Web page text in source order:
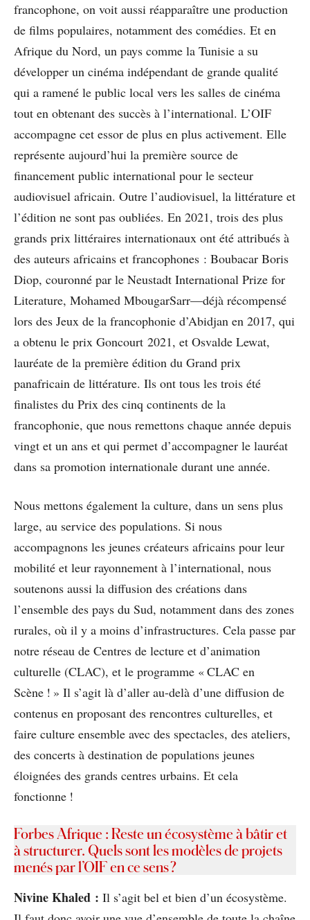
francophone, on voit aussi réapparaître une production
de films populaires, notamment des comédies. Et en
Afrique du Nord, un pays comme la Tunisie a su
développer un cinéma indépendant de grande qualité
qui a ramené le public local vers les salles de cinéma
tout en obtenant des succès à l’international. L’OIF
accompagne cet essor de plus en plus activement. Elle
représente aujourd’hui la première source de
financement public international pour le secteur
audiovisuel africain. Outre l’audiovisuel, la littérature et
l’édition ne sont pas oubliées. En 2021, trois des plus
grands prix littéraires internationaux ont été attribués à
des auteurs africains et francophones : Boubacar Boris
Diop, couronné par le Neustadt International Prize for
Literature, Mohamed MbougarSarr—déjà récompensé
lors des Jeux de la francophonie d’Abidjan en 2017, qui
a obtenu le prix Goncourt 2021, et Osvalde Lewat,
lauréate de la première édition du Grand prix
panafricain de littérature. Ils ont tous les trois été
finalistes du Prix des cinq continents de la
francophonie, que nous remettons chaque année depuis
vingt et un ans et qui permet d’accompagner le lauréat
dans sa promotion internationale durant une année.
Nous mettons également la culture, dans un sens plus
large, au service des populations. Si nous
accompagnons les jeunes créateurs africains pour leur
mobilité et leur rayonnement à l’international, nous
soutenons aussi la diffusion des créations dans
l’ensemble des pays du Sud, notamment dans des zones
rurales, où il y a moins d’infrastructures. Cela passe par
notre réseau de Centres de lecture et d’animation
culturelle (CLAC), et le programme « CLAC en
Scène ! » Il s’agit là d’aller au-delà d’une diffusion de
contenus en proposant des rencontres culturelles, et
faire culture ensemble avec des spectacles, des ateliers,
des concerts à destination de populations jeunes
éloignées des grands centres urbains. Et cela
fonctionne !
Forbes Afrique : Reste un écosystème à bâtir et
à structurer. Quels sont les modèles de projets
menés par l’OIF en ce sens ?
Nivine Khaled : Il s’agit bel et bien d’un écosystème.